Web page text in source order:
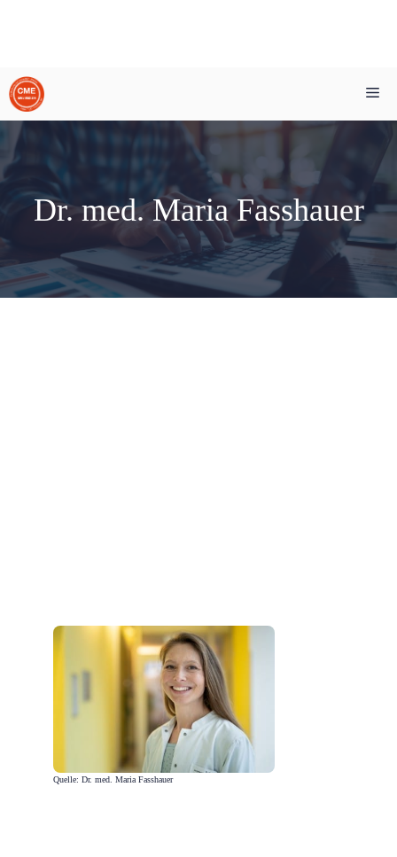
Zum
Inhalt
springen
Dr. med. Maria Fasshauer
Quelle: Dr. med. Maria Fasshauer